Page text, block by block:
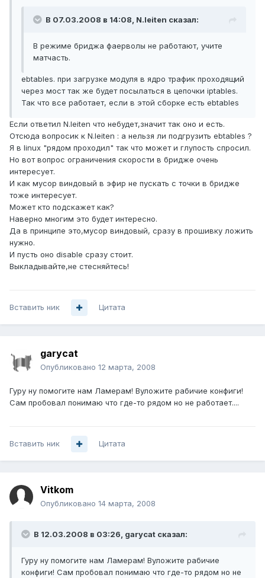
В 07.03.2008 в 14:08, N.leiten сказал:
В режиме бриджа фаерволы не работают, учите
матчасть.
ebtables. при загрузке модуля в ядро трафик проходящий
через мост так же будет посылаться в цепочки iptables.
Так что все работает, если в этой сборке есть ebtables
Если ответил N.leiten что небудет,значит так оно и есть.
Отсюда вопросик к N.leiten : а нельзя ли подгрузить ebtables ?
Я в linux "рядом проходил" так что может и глупость спросил.
Но вот вопрос ограничения скорости в бридже очень
интересует.
И как мусор виндовый в эфир не пускать с точки в бридже
тоже интересует.
Может кто подскажет как?
Наверно многим это будет интересно.
Да в принципе это,мусор виндовый, сразу в прошивку ложить
нужно.
И пусть оно disable сразу стоит.
Выкладывайте,не стесняйтесь!
Вставить ник Цитата
garycat
Опубликовано 12 марта, 2008
Гуру ну помогите нам Ламерам! Вуложите рабичие конфиги!
Сам пробовал понимаю что где-то рядом но не работает....
Вставить ник Цитата
Vitkom
Опубликовано 14 марта, 2008
В 12.03.2008 в 03:26, garycat сказал:
Гуру ну помогите нам Ламерам! Вуложите рабичие
конфиги! Сам пробовал понимаю что где-то рядом но не